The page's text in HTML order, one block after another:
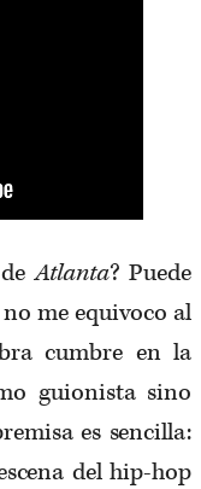
deAtlanta? Puede
me equivoco al
cumbre en la
guionista sino
es sencilla:
del hip-hop